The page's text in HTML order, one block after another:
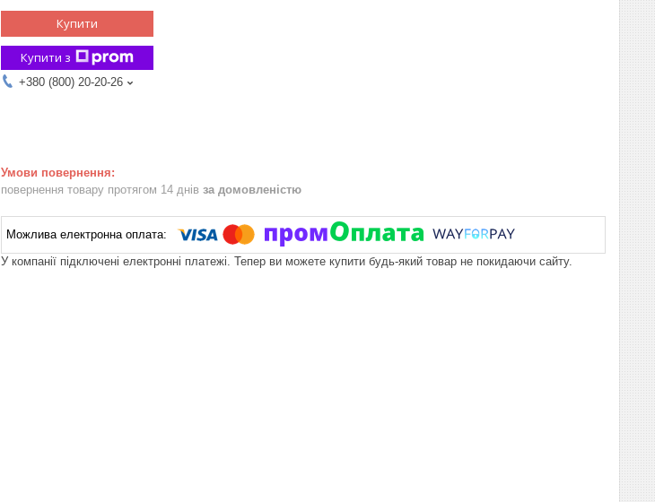
Купити
Купити з
+380 (800) 20-20-26
повернення товару протягом 14 днів за домовленістю
У компанії підключені електронні платежі. Тепер ви можете купити будь-який товар не покидаючи сайту.